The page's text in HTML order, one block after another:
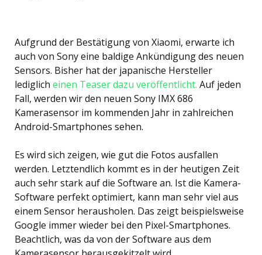
Aufgrund der Bestätigung von Xiaomi, erwarte ich
auch von Sony eine baldige Ankündigung des neuen
Sensors. Bisher hat der japanische Hersteller
lediglich einen Teaser dazu veröffentlicht. Auf jeden
Fall, werden wir den neuen Sony IMX 686
Kamerasensor im kommenden Jahr in zahlreichen
Android-Smartphones sehen.
Es wird sich zeigen, wie gut die Fotos ausfallen
werden. Letztendlich kommt es in der heutigen Zeit
auch sehr stark auf die Software an. Ist die Kamera-
Software perfekt optimiert, kann man sehr viel aus
einem Sensor herausholen. Das zeigt beispielsweise
Google immer wieder bei den Pixel-Smartphones.
Beachtlich, was da von der Software aus dem